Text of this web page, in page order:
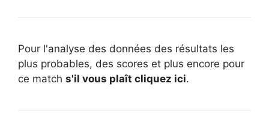
Pour l'analyse des données des résultats les
plus probables, des scores et plus encore pour
ce match s'il vous plaît cliquez ici.